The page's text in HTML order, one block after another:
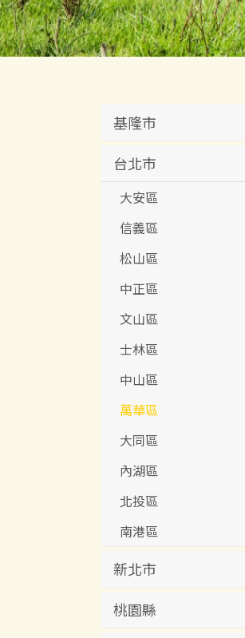
基隆市
台北市
大安區
信義區
松山區
中正區
文山區
士林區
中山區
萬華區
大同區
內湖區
北投區
南港區
新北市
桃園縣